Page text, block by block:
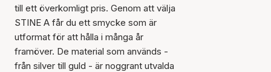
till ett överkomligt pris. Genom att välja
STINE A får du ett smycke som är
utformat för att hålla i många år
framöver. De material som används -
från silver till guld - är noggrant utvalda